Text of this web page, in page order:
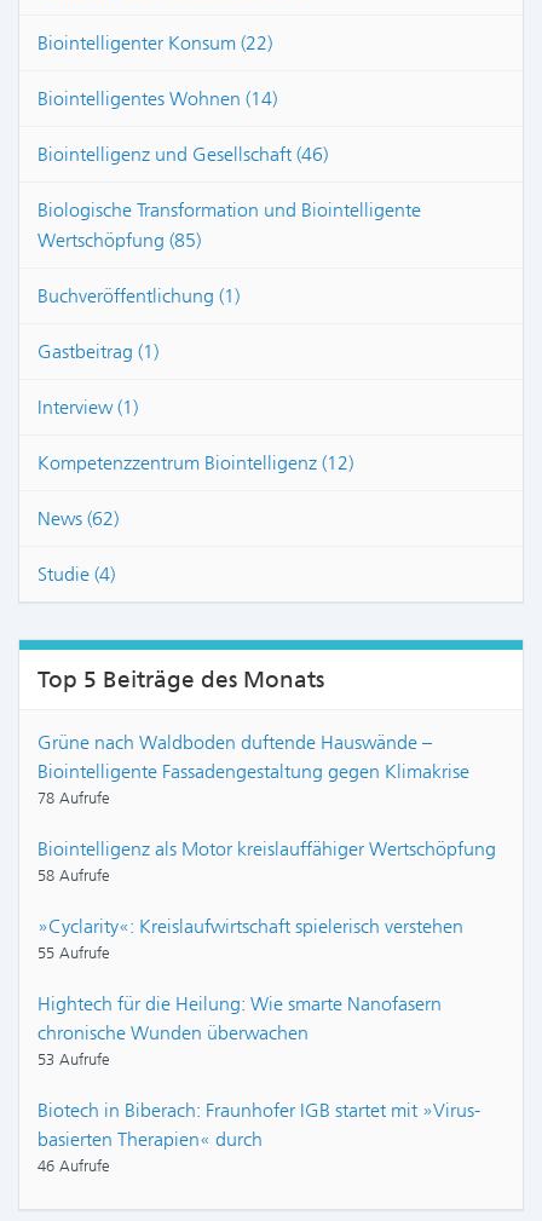
Biointelligenter Konsum (22)
Biointelligentes Wohnen (14)
Biointelligenz und Gesellschaft (46)
Biologische Transformation und Biointelligente
Wertschöpfung (85)
Buchveröffentlichung (1)
Gastbeitrag (1)
Interview (1)
Kompetenzzentrum Biointelligenz (12)
News (62)
Studie (4)
Top 5 Beiträge des Monats
Grüne nach Waldboden duftende Hauswände –
Biointelligente Fassadengestaltung gegen Klimakrise
78 Aufrufe
Biointelligenz als Motor kreislauffähiger Wertschöpfung
58 Aufrufe
»Cyclarity«: Kreislaufwirtschaft spielerisch verstehen
55 Aufrufe
Hightech für die Heilung: Wie smarte Nanofasern
chronische Wunden überwachen
53 Aufrufe
Biotech in Biberach: Fraunhofer IGB startet mit »Virus-
basierten Therapien« durch
46 Aufrufe